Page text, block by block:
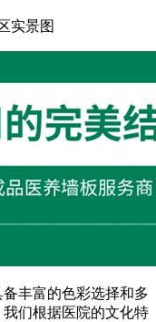
实景图
丰富的色彩选择和多
们根据医院的文化特